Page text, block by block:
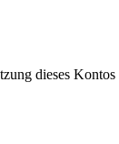
dieses